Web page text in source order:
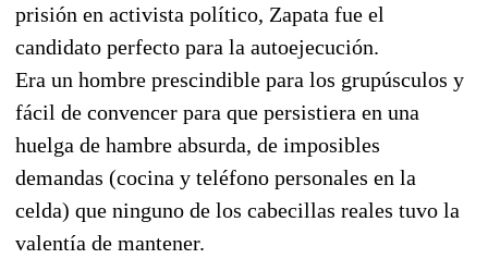
prisión en activista político, Zapata fue el
candidato perfecto para la autoejecución.
Era un hombre prescindible para los grupúsculos y
fácil de convencer para que persistiera en una
huelga de hambre absurda, de imposibles
demandas (cocina y teléfono personales en la
celda) que ninguno de los cabecillas reales tuvo la
valentía de mantener.